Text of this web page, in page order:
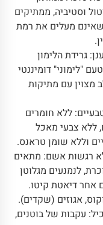
וסטיביה, ממתיקים
מעלים את רמת
גרידת הלימון
"לימוני" דומיננטי
עם מתיקות
ללא חומרים
ללא צבעי מאכל
וללא שומן טראנס.
רגשות אשם: מתאים
לנמנעים מגלוטן
אחר דיאטת קיטו.
אגוזים (שקדים).
עקבות של בוטנים,